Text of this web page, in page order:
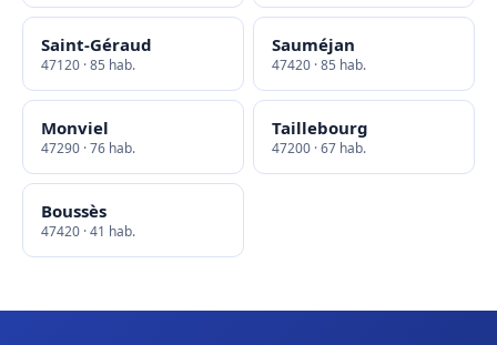
Saint-Géraud
47120 · 85 hab.
Sauméjan
47420 · 85 hab.
Monviel
47290 · 76 hab.
Taillebourg
47200 · 67 hab.
Boussès
47420 · 41 hab.